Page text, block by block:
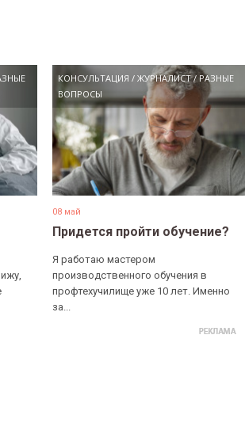
КОНСУЛЬТАЦИЯ /ЖУРНАЛИСТ/ РАЗНЫЕ
ВОПРОСЫ
08 май
Придется пройти обучение?
Я работаю мастером
производственного обучения в
профтехучилище уже 10 лет. Именно
за...